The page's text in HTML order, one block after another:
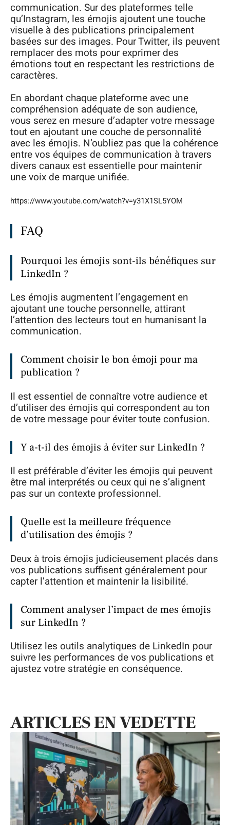
communication. Sur des plateformes telle
qu’Instagram, les émojis ajoutent une touche
visuelle à des publications principalement
basées sur des images. Pour Twitter, ils peuvent
remplacer des mots pour exprimer des
émotions tout en respectant les restrictions de
caractères.
En abordant chaque plateforme avec une
compréhension adéquate de son audience,
vous serez en mesure d’adapter votre message
tout en ajoutant une couche de personnalité
avec les émojis. N’oubliez pas que la cohérence
entre vos équipes de communication à travers
divers canaux est essentielle pour maintenir
une voix de marque unifiée.
https://www.youtube.com/watch?v=y31X1SL5YOM
FAQ
Pourquoi les émojis sont-ils bénéfiques sur
LinkedIn ?
Les émojis augmentent l’engagement en
ajoutant une touche personnelle, attirant
l’attention des lecteurs tout en humanisant la
communication.
Comment choisir le bon émoji pour ma
publication ?
Il est essentiel de connaître votre audience et
d’utiliser des émojis qui correspondent au ton
de votre message pour éviter toute confusion.
Y a-t-il des émojis à éviter sur LinkedIn ?
Il est préférable d’éviter les émojis qui peuvent
être mal interprétés ou ceux qui ne s’alignent
pas sur un contexte professionnel.
Quelle est la meilleure fréquence
d’utilisation des émojis ?
Deux à trois émojis judicieusement placés dans
vos publications suffisent généralement pour
capter l’attention et maintenir la lisibilité.
Comment analyser l’impact de mes émojis
sur LinkedIn ?
Utilisez les outils analytiques de LinkedIn pour
suivre les performances de vos publications et
ajustez votre stratégie en conséquence.
ARTICLES EN VEDETTE